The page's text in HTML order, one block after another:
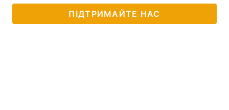
ПІДТРИМАЙТЕ НАС